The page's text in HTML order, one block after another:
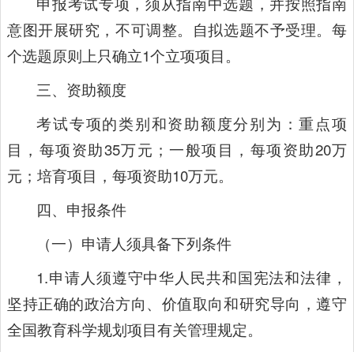
意图开展研究，不可调整。自拟选题不予受理。每
个选题原则上只确立1个立项项目。
三、资助额度
考试专项的类别和资助额度分别为：重点项
目，每项资助35万元；一般项目，每项资助20万
元；培育项目，每项资助10万元。
四、申报条件
（一）申请人须具备下列条件
1.申请人须遵守中华人民共和国宪法和法律，
坚持正确的政治方向、价值取向和研究导向，遵守
全国教育科学规划项目有关管理规定。